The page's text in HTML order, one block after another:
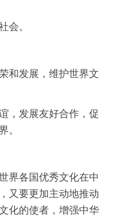
会。
和发展，维护世界文
，发展友好合作，促
。
界各国优秀文化在中
又要更加主动地推动
化的使者，增强中华